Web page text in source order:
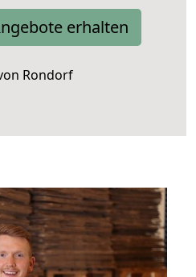
erhalten